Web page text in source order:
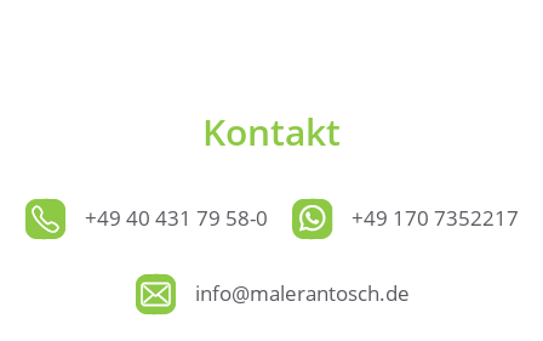
Kontakt
+49 40 431 79 58-0 +49 170 7352217
info@malerantosch.de